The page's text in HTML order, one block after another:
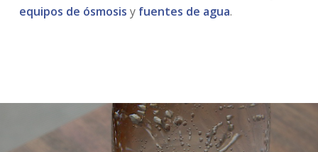
equipos de ósmosis y fuentes de agua.